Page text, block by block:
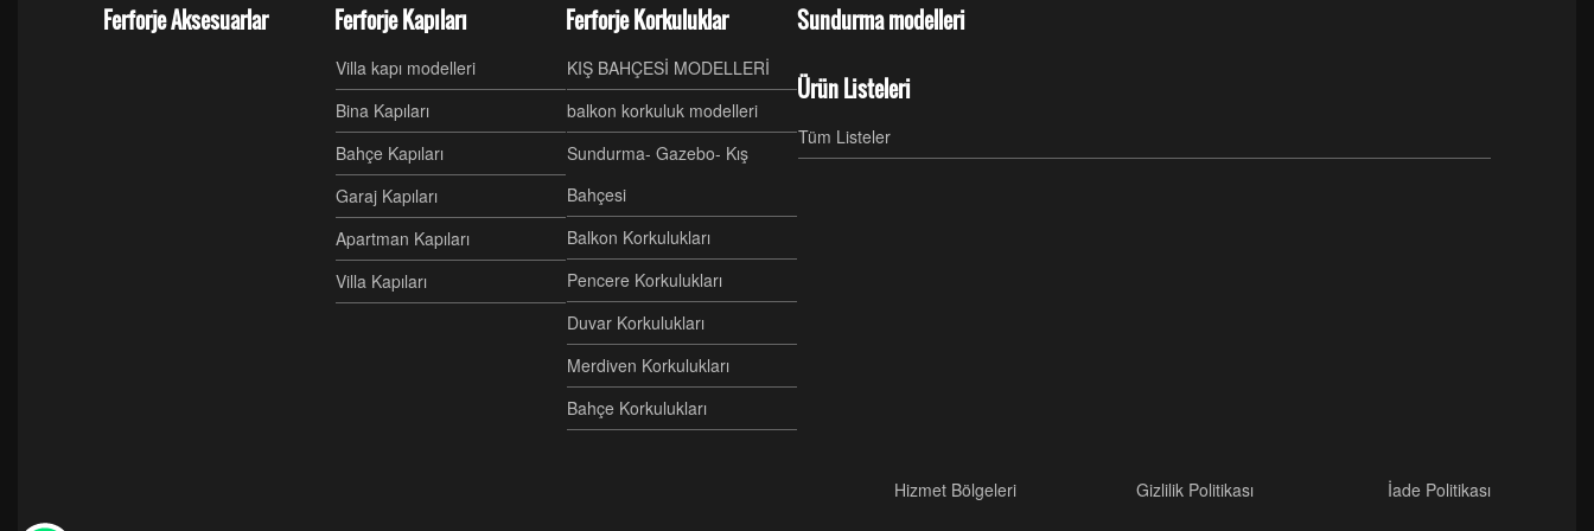
Ferforje Aksesuarlar Ferforje Kapıları
Villa kapı modelleri
Bina Kapıları
Bahçe Kapıları
Garaj Kapıları
Apartman Kapıları
Villa Kapıları
Ferforje Korkuluklar
KIŞ BAHÇESİ MODELLERİ
balkon korkuluk modelleri
Sundurma- Gazebo- Kış
Bahçesi
Balkon Korkulukları
Pencere Korkulukları
Duvar Korkulukları
Merdiven Korkulukları
Bahçe Korkulukları
Sundurma modelleri
Ürün Listeleri
Tüm Listeler
Hizmet Bölgeleri Gizlilik Politikası İade Politikası